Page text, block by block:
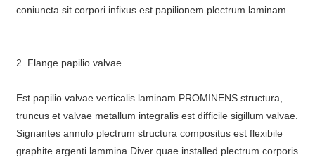
coniuncta sit corpori infixus est papilionem plectrum laminam.
2. Flange papilio valvae
Est papilio valvae verticalis laminam PROMINENS structura,
truncus et valvae metallum integralis est difficile sigillum valvae.
Signantes annulo plectrum structura compositus est flexibile
graphite argenti lammina Diver quae installed plectrum corporis